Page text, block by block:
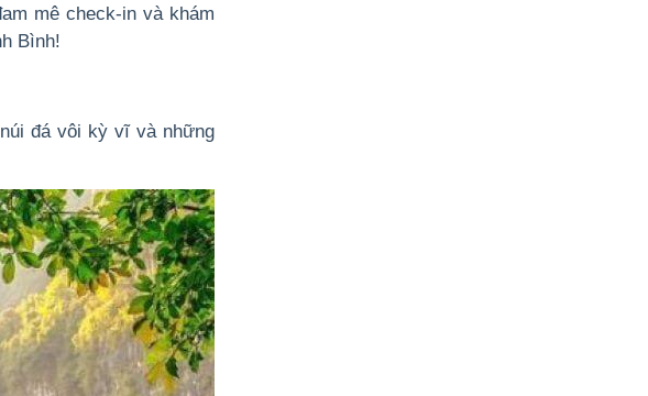
mê check-in và khám
Bình!
đá vôi kỳ vĩ và những